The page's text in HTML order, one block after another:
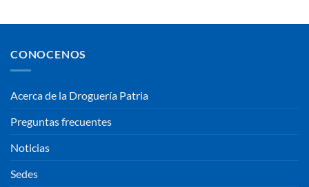
CONOCENOS
Acerca de la Droguería Patria
Preguntas frecuentes
Noticias
Sedes